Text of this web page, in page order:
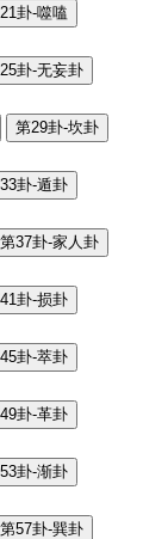
卦-噬嗑
卦-无妄卦
第29卦-坎卦
卦-遁卦
第37卦-家人卦
卦-损卦
卦-萃卦
卦-革卦
卦-渐卦
第57卦-巽卦